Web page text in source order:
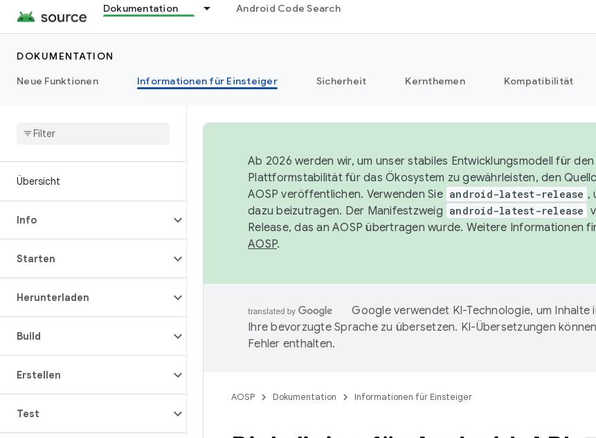
Dokumentation Android Code Search
DOKUMENTATION
Neue Funktionen
Informationen für Einsteiger Sicherheit Kernthemen Kompatibilität
Übersicht
Info
Starten
Herunterladen
Build
Erstellen
Test
Ab 2026 werden wir, um unser stabiles Entwicklungsmodell für
Plattformstabilität für das Ökosystem zu gewährleisten, den
AOSP veröffentlichen. Verwenden Sie android-latest-release ,
dazu beizutragen. Der Manifestzweig android-latest-release
Release, das an AOSP übertragen wurde. Weitere Informationen
AOSP.
Google verwendet KI-Technologie, um Inhalte
Ihre bevorzugte Sprache zu übersetzen. KI-Übersetzungen können
Fehler enthalten.
AOSP Dokumentation Informationen für Einsteiger